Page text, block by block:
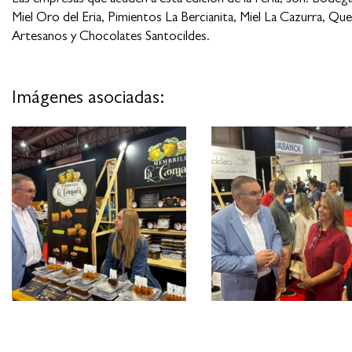
Miel Oro del Eria, Pimientos La Bercianita, Miel La Cazurra,
Artesanos y Chocolates Santocildes.
Imágenes asociadas: